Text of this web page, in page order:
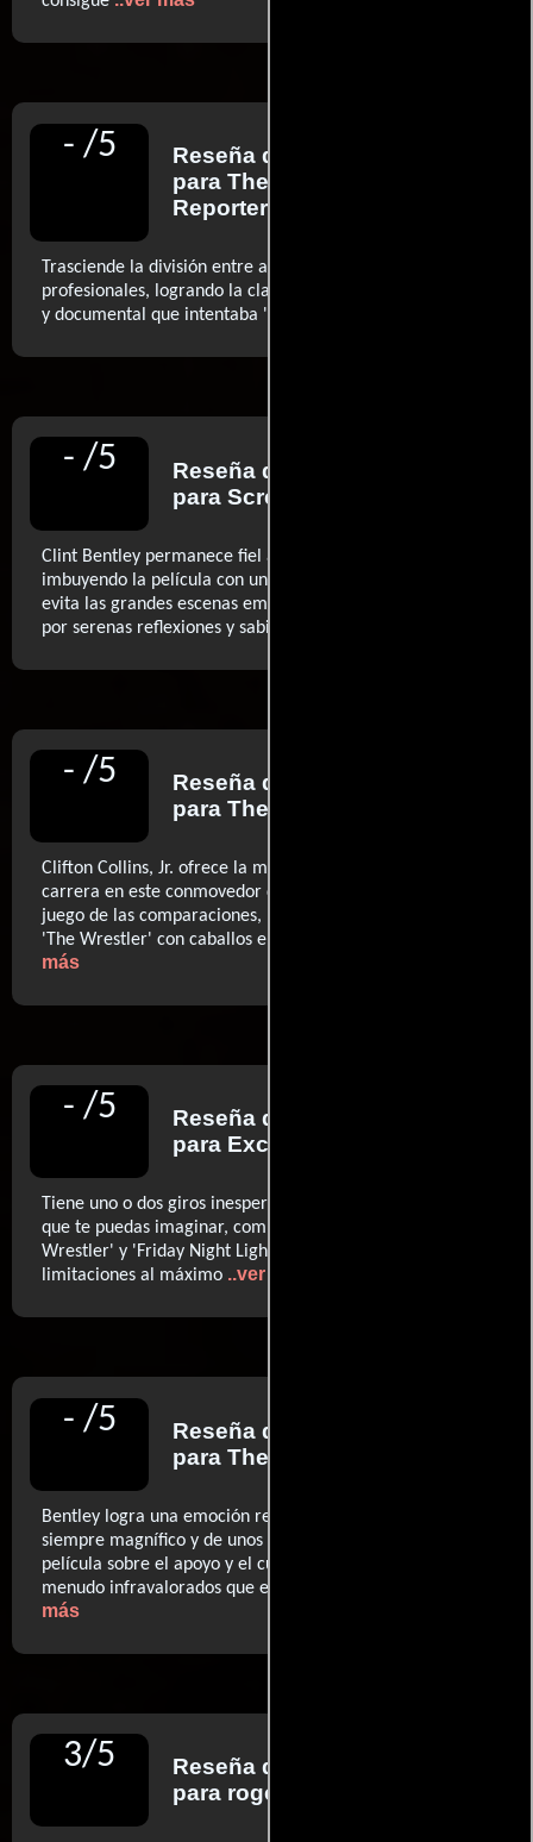
- /5 Reseña de
para The Hollywood
Reporter
Trasciende la división entre actores profesionales y no
profesionales, logrando la clase de fusión entre narrativa
y documental que intentaba 'Nomadland'
- /5 Reseña de
para Screendaily
Clint Bentley permanece fiel a sus decadentes personajes,
imbuyendo la película con un elegante desencanto que
evita las grandes escenas emocionales y las reemplaza
por serenas reflexiones y sabiduría amarga
- /5 Reseña de
para The Playlist
Clifton Collins, Jr. ofrece la mejor interpretación de su
carrera en este conmovedor drama (...) Si entramos en el
juego de las comparaciones, piensa en ella como una
'The Wrestler' con caballos en lugar de spandex
más
- /5 Reseña de
para Exclaim!
Tiene uno o dos giros inesperados, pero es tan genérica
que te puedas imaginar, combinando momentos de 'The
Wrestler' y 'Friday Night Lights' para aprovechar sus
limitaciones al máximo ..ver más
- /5 Reseña de
para The Film Stage
Bentley logra una emoción real a través de un prisma
siempre magnífico y de unos actores entregados. Es una
película sobre el apoyo y el cuidado y con actores a
menudo infravalorados que esperas que triunfen
más
3/5 Reseña de
para rogerebert.com